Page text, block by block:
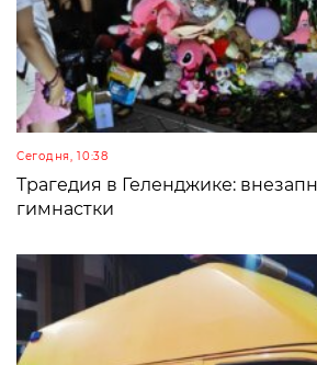
Сегодня, 10:38
Трагедия в Геленджике:
гимнастки